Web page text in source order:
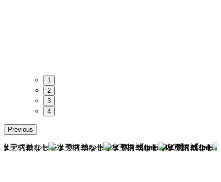
1
2
3
4
Previous